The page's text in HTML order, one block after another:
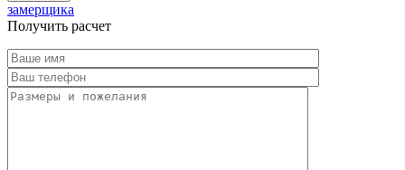
замерщика
Получить расчет